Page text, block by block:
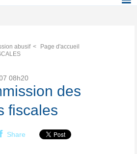
abusif
Page d'accueil
08h20
des
fiscales
Share